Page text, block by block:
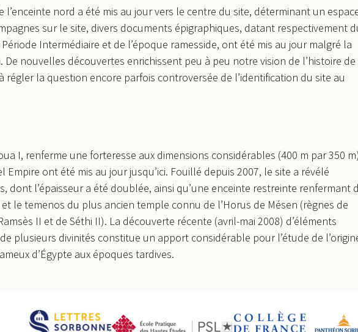
l’enceinte nord a été mis au jour vers le centre du site, déterminant un
sur le site, divers documents épigraphiques, datant respectivement
Intermédiaire et de l’époque ramesside, ont été mis au jour malgré la
De nouvelles découvertes enrichissent peu à peu notre vision de l’histoire de
régler la question encore parfois controversée de l’identification du site au
I, renferme une forteresse aux dimensions considérables (400 m par 350
Empire ont été mis au jour jusqu’ici. Fouillé depuis 2007, le site a révélé
dont l’épaisseur a été doublée, ainsi qu’une enceinte restreinte renfermant
le temenos du plus ancien temple connu de l’Horus de Mésen (règnes de
II et de Séthi II). La découverte récente (avril-mai 2008) d’éléments
plusieurs divinités constitue un apport considérable pour l’étude de
d’Égypte aux époques tardives.